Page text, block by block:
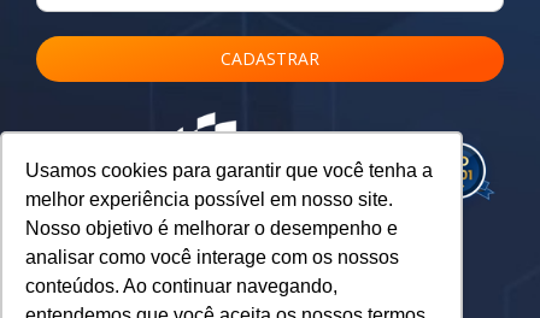
Usamos cookies para garantir que você tenha a
melhor experiência possível em nosso site.
Nosso objetivo é melhorar o desempenho e
analisar como você interage com os nossos
conteúdos. Ao continuar navegando,